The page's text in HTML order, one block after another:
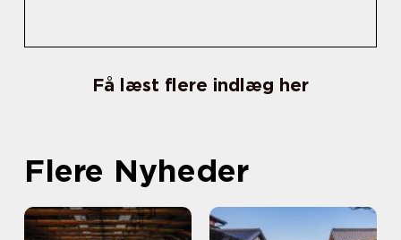
Få læst flere indlæg her
Flere Nyheder